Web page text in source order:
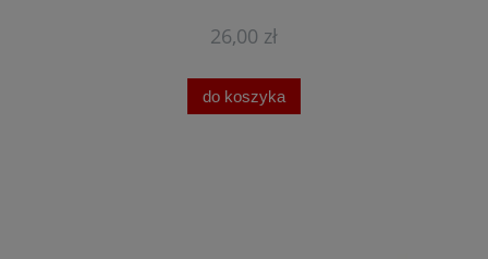
26,00 zł
do koszyka